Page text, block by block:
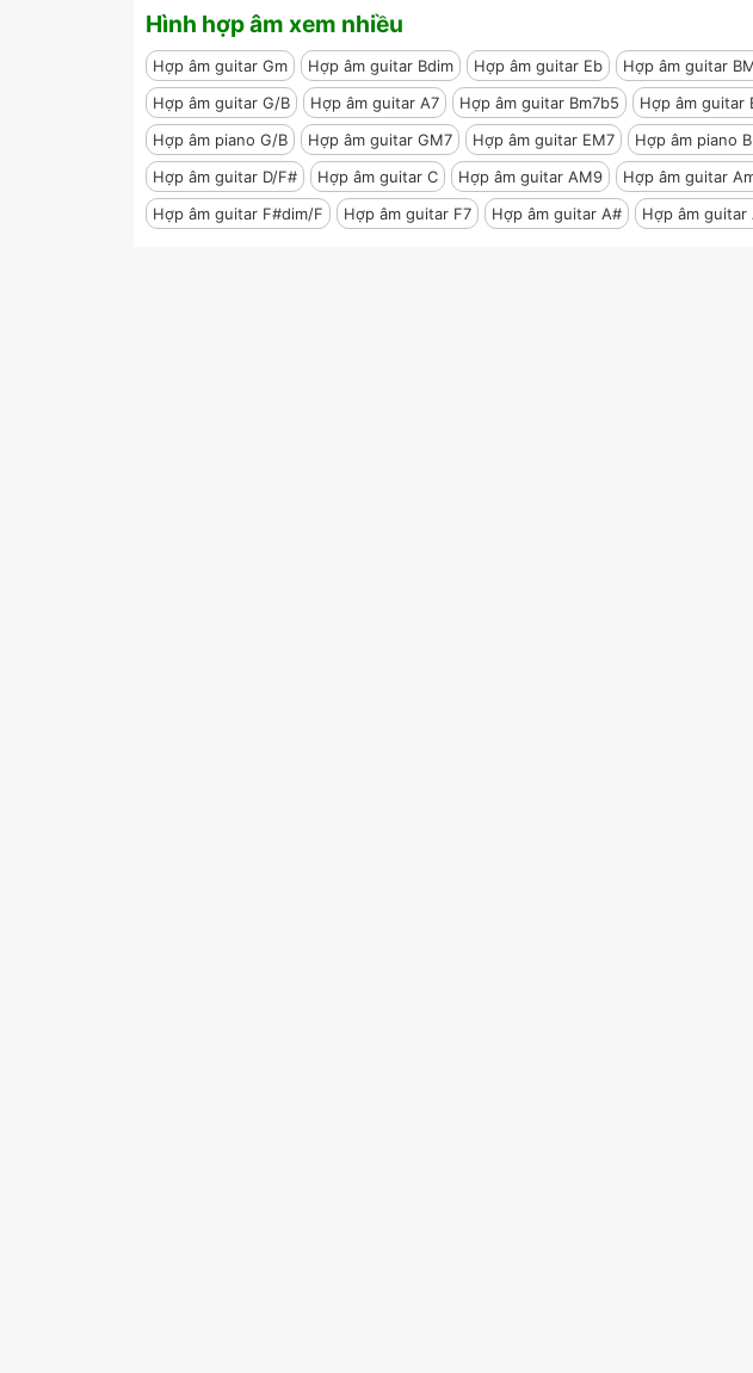
Hình hợp âm xem nhiều
Hợp âm guitar Gm Hợp âm guitar Bdim Hợp âm guitar Eb Hợp âm guitar
Hợp âm guitar G/B
Hợp âm guitar A7 Hợp âm guitar Bm7b5 Hợp âm guitar
Hợp âm piano G/B
Hợp âm guitar GM7 Hợp âm guitar EM7 Hợp âm piano
Hợp âm guitar D/F#
Hợp âm guitar C Hợp âm guitar AM9 Hợp âm guitar
Hợp âm guitar F#dim/F
Hợp âm guitar F7 Hợp âm guitar A# Hợp âm guitar